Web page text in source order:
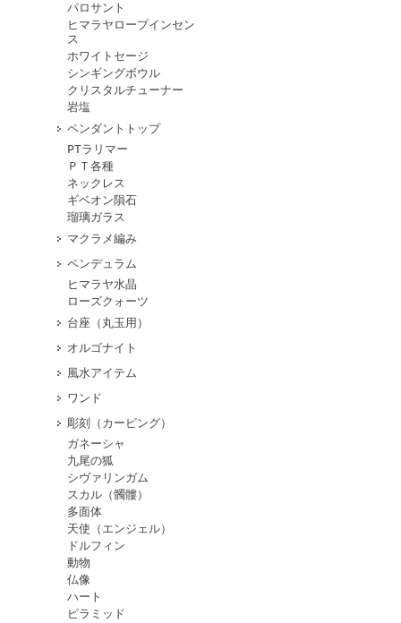
パロサント
ヒマラヤロープインセン
ス
ホワイトセージ
シンギングボウル
クリスタルチューナー
岩塩
ペンダントトップ
PTラリマー
ＰＴ各種
ネックレス
ギベオン隕石
瑠璃ガラス
マクラメ編み
ペンデュラム
ヒマラヤ水晶
ローズクォーツ
台座（丸玉用）
オルゴナイト
風水アイテム
ワンド
彫刻（カービング）
ガネーシャ
九尾の狐
シヴァリンガム
スカル（髑髏）
多面体
天使（エンジェル）
ドルフィン
動物
仏像
ハート
ピラミッド